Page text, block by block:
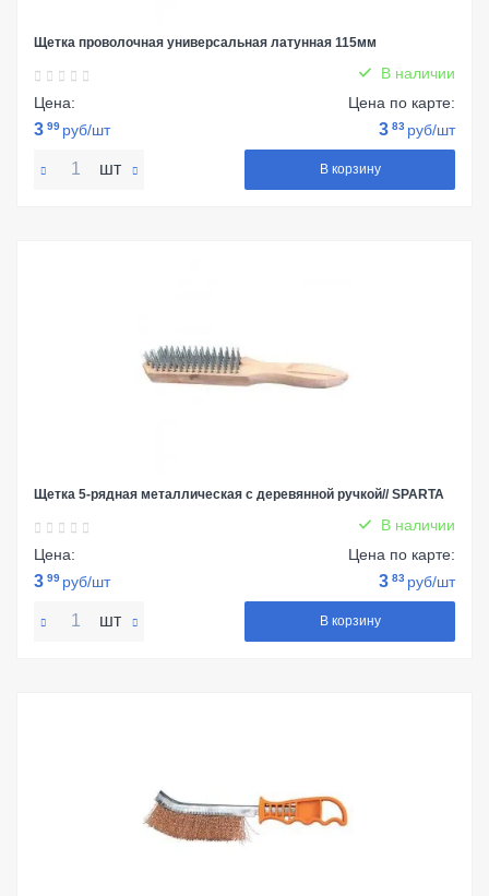
Щетка проволочная универсальная латунная 115мм
В наличии
Цена:
3 99 руб/шт
Цена по карте:
3 83 руб/шт
шт В корзину
Щетка 5-рядная металлическая с деревянной ручкой// SPARTA
В наличии
Цена:
3 99 руб/шт
Цена по карте:
3 83 руб/шт
шт В корзину